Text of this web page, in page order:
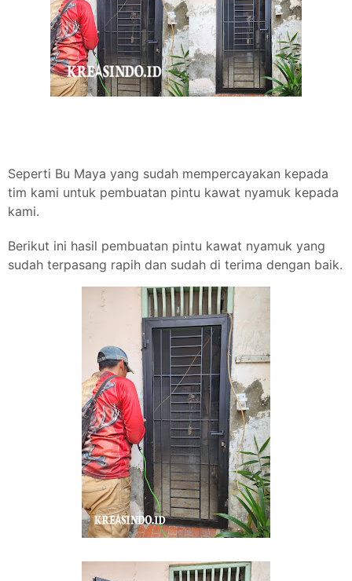
Seperti Bu Maya yang sudah mempercayakan kepada
tim kami untuk pembuatan pintu kawat nyamuk kepada
kami.
Berikut ini hasil pembuatan pintu kawat nyamuk yang
sudah terpasang rapih dan sudah di terima dengan baik.